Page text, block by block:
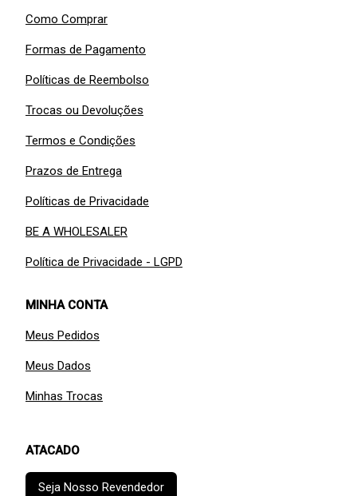
Como Comprar
Formas de Pagamento
Políticas de Reembolso
Trocas ou Devoluções
Termos e Condições
Prazos de Entrega
Políticas de Privacidade
BE A WHOLESALER
Política de Privacidade - LGPD
MINHA CONTA
Meus Pedidos
Meus Dados
Minhas Trocas
ATACADO
Seja Nosso Revendedor